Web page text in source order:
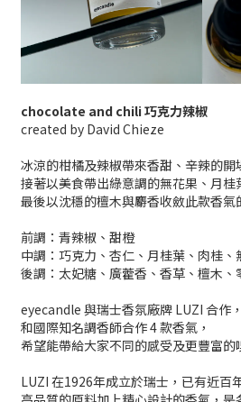
chocolate and chili 巧克力辣椒
created by David Chieze
冰涼的柑橘及辣椒帶來香甜、辛辣的開
接著以美食帶出綠意調的無花果、月桂
最後以沈穩的檀木與麝香收斂此款香氣
前調：青辣椒、甜橙
中調：巧克力、杏仁、月桂葉、肉桂、
後調：太妃糖、廣藿香、香草、檀木、
eyecandle 與瑞士香氛廠牌 LUZI 合作，
和國際知名調香師合作 4 款香氣，
希望能帶給大家不同的感受及更豐富的
LUZI 在1926年成立於瑞士，已有近百